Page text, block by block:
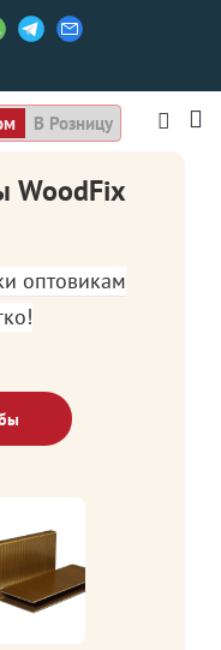
В Розницу
WoodFix
оптовикам